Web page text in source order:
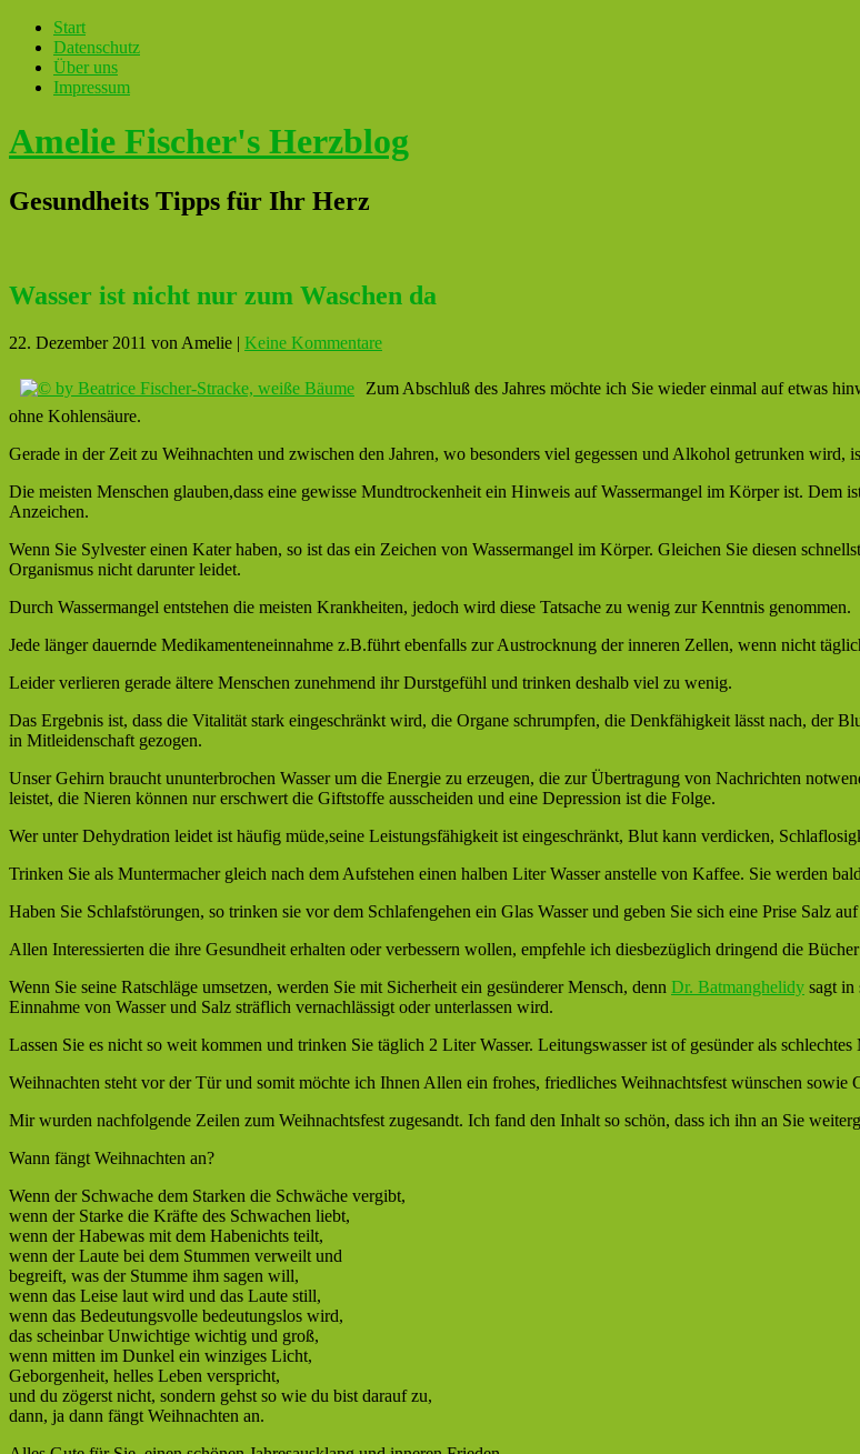
Start
Datenschutz
Über uns
Impressum
Amelie Fischer's Herzblog
Gesundheits Tipps für Ihr Herz
Wasser ist nicht nur zum Waschen da
22. Dezember 2011 von Amelie | Keine Kommentare
Zum Abschluß des Jahres möchte ich Sie wieder einmal auf etwas
ohne Kohlensäure.
Gerade in der Zeit zu Weihnachten und zwischen den Jahren, wo besonders viel gegessen und Alkohol getrunken
Die meisten Menschen glauben,dass eine gewisse Mundtrockenheit ein Hinweis auf Wassermangel im Körper ist. Dem
Anzeichen.
Wenn Sie Sylvester einen Kater haben, so ist das ein Zeichen von Wassermangel im Körper. Gleichen Sie diesen
Organismus nicht darunter leidet.
Durch Wassermangel entstehen die meisten Krankheiten, jedoch wird diese Tatsache zu wenig zur Kenntnis genommen.
Jede länger dauernde Medikamenteneinnahme z.B.führt ebenfalls zur Austrocknung der inneren Zellen, wenn nicht
Leider verlieren gerade ältere Menschen zunehmend ihr Durstgefühl und trinken deshalb viel zu wenig.
Das Ergebnis ist, dass die Vitalität stark eingeschränkt wird, die Organe schrumpfen, die Denkfähigkeit lässt nach, der
in Mitleidenschaft gezogen.
Unser Gehirn braucht ununterbrochen Wasser um die Energie zu erzeugen, die zur Übertragung von Nachrichten
leistet, die Nieren können nur erschwert die Giftstoffe ausscheiden und eine Depression ist die Folge.
Wer unter Dehydration leidet ist häufig müde,seine Leistungsfähigkeit ist eingeschränkt, Blut kann verdicken,
Trinken Sie als Muntermacher gleich nach dem Aufstehen einen halben Liter Wasser anstelle von Kaffee. Sie werden
Haben Sie Schlafstörungen, so trinken sie vor dem Schlafengehen ein Glas Wasser und geben Sie sich eine Prise Salz
Allen Interessierten die ihre Gesundheit erhalten oder verbessern wollen, empfehle ich diesbezüglich dringend die
Wenn Sie seine Ratschläge umsetzen, werden Sie mit Sicherheit ein gesünderer Mensch, denn Dr. Batmanghelidy sagt in
Einnahme von Wasser und Salz sträflich vernachlässigt oder unterlassen wird.
Lassen Sie es nicht so weit kommen und trinken Sie täglich 2 Liter Wasser. Leitungswasser ist of gesünder als schlechtes
Weihnachten steht vor der Tür und somit möchte ich Ihnen Allen ein frohes, friedliches Weihnachtsfest wünschen
Mir wurden nachfolgende Zeilen zum Weihnachtsfest zugesandt. Ich fand den Inhalt so schön, dass ich ihn an Sie
Wann fängt Weihnachten an?
Wenn der Schwache dem Starken die Schwäche vergibt,
wenn der Starke die Kräfte des Schwachen liebt,
wenn der Habewas mit dem Habenichts teilt,
wenn der Laute bei dem Stummen verweilt und
begreift, was der Stumme ihm sagen will,
wenn das Leise laut wird und das Laute still,
wenn das Bedeutungsvolle bedeutungslos wird,
das scheinbar Unwichtige wichtig und groß,
wenn mitten im Dunkel ein winziges Licht,
Geborgenheit, helles Leben verspricht,
und du zögerst nicht, sondern gehst so wie du bist darauf zu,
dann, ja dann fängt Weihnachten an.